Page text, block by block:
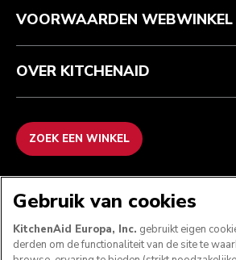
VOORWAARDEN WEBWINKEL
OVER KITCHENAID
ZOEK EEN WINKEL
Gebruik van cookies
KitchenAid Europa, Inc. gebruikt eigen
derden om de functionaliteit van de site te